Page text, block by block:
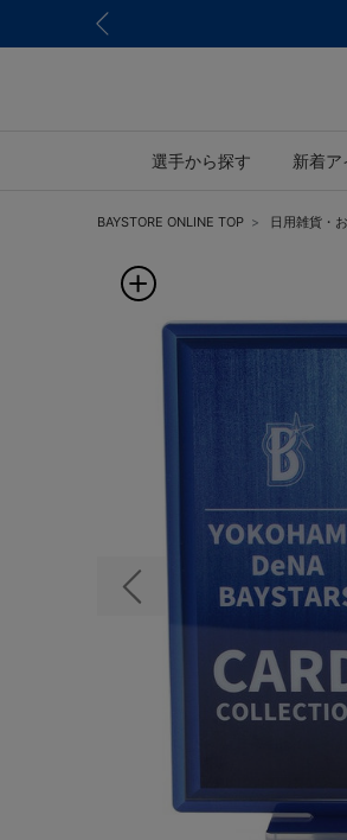
選手から探す 新着ア
BAYSTORE ONLINE TOP 日用雑貨・
前の画像